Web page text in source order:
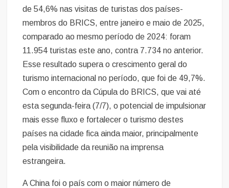
de 54,6% nas visitas de turistas dos países-
membros do BRICS, entre janeiro e maio de 2025,
comparado ao mesmo período de 2024: foram
11.954 turistas este ano, contra 7.734 no anterior.
Esse resultado supera o crescimento geral do
turismo internacional no período, que foi de 49,7%.
Com o encontro da Cúpula do BRICS, que vai até
esta segunda-feira (7/7), o potencial de impulsionar
mais esse fluxo e fortalecer o turismo destes
países na cidade fica ainda maior, principalmente
pela visibilidade da reunião na imprensa
estrangeira.
A China foi o país com o maior número de